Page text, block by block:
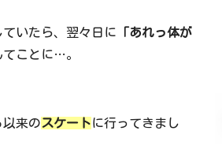
いたら、翌々日に 「あれっ体が
てことに…。
以来のスケートに行ってきまし